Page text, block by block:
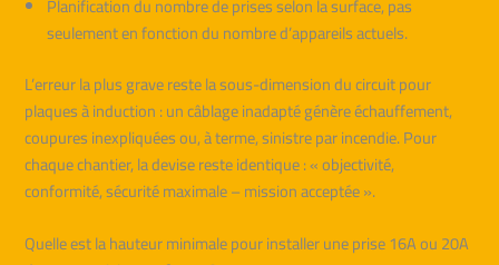
Planification du nombre de prises selon la surface, pas
seulement en fonction du nombre d’appareils actuels.
L’erreur la plus grave reste la sous-dimension du circuit pour
plaques à induction : un câblage inadapté génère échauffement,
coupures inexpliquées ou, à terme, sinistre par incendie. Pour
chaque chantier, la devise reste identique : « objectivité,
conformité, sécurité maximale – mission acceptée ».
Quelle est la hauteur minimale pour installer une prise 16A ou 20A